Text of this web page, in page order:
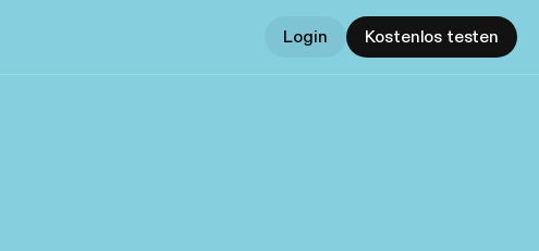
Login Kostenlos testen